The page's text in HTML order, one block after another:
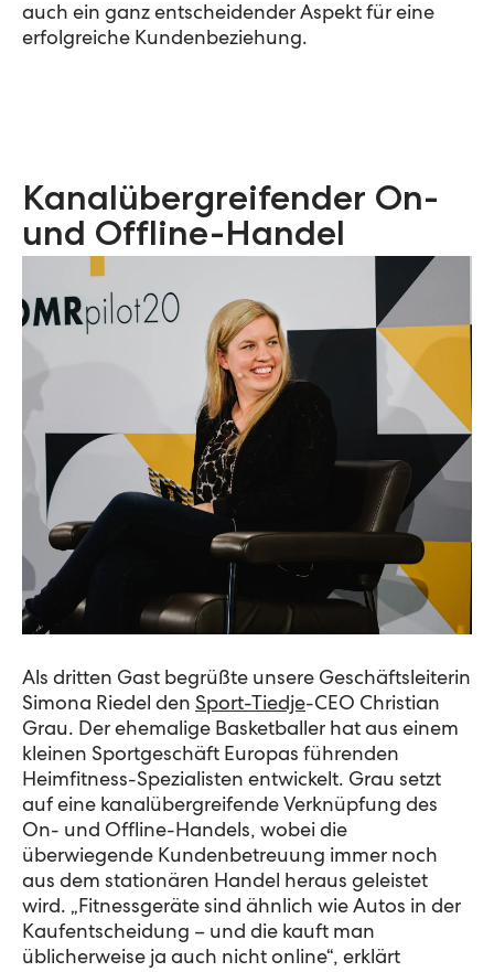
auch ein ganz entscheidender Aspekt für eine
erfolgreiche Kundenbeziehung.
Kanalübergreifender On-
und Offline-Handel
Als dritten Gast begrüßte unsere Geschäftsleiterin
Simona Riedel den Sport-Tiedje-CEO Christian
Grau. Der ehemalige Basketballer hat aus einem
kleinen Sportgeschäft Europas führenden
Heimfitness-Spezialisten entwickelt. Grau setzt
auf eine kanalübergreifende Verknüpfung des
On- und Offline-Handels, wobei die
überwiegende Kundenbetreuung immer noch
aus dem stationären Handel heraus geleistet
wird. „Fitnessgeräte sind ähnlich wie Autos in der
Kaufentscheidung – und die kauft man
üblicherweise ja auch nicht online“, erklärt